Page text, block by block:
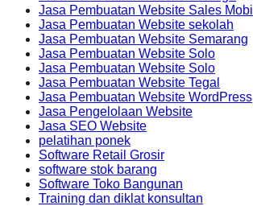
Jasa Pembuatan Website Sales Mobil
Jasa Pembuatan Website sekolah
Jasa Pembuatan Website Semarang
Jasa Pembuatan Website Solo
Jasa Pembuatan Website Solo
Jasa Pembuatan Website Tegal
Jasa Pembuatan Website WordPress
Jasa Pengelolaan Website
Jasa SEO Website
pelatihan ponek
Software Retail Grosir
software stok barang
Software Toko Bangunan
Training dan diklat konsultan